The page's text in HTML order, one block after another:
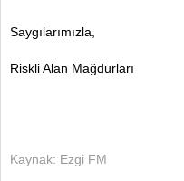
Saygılarımızla,
Riskli Alan Mağdurları
Kaynak: Ezgi FM